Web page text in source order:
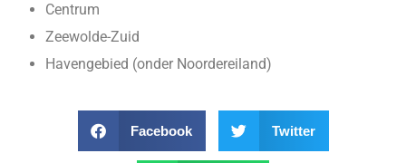
Centrum
Zeewolde-Zuid
Havengebied (onder Noordereiland)
Facebook Twitter